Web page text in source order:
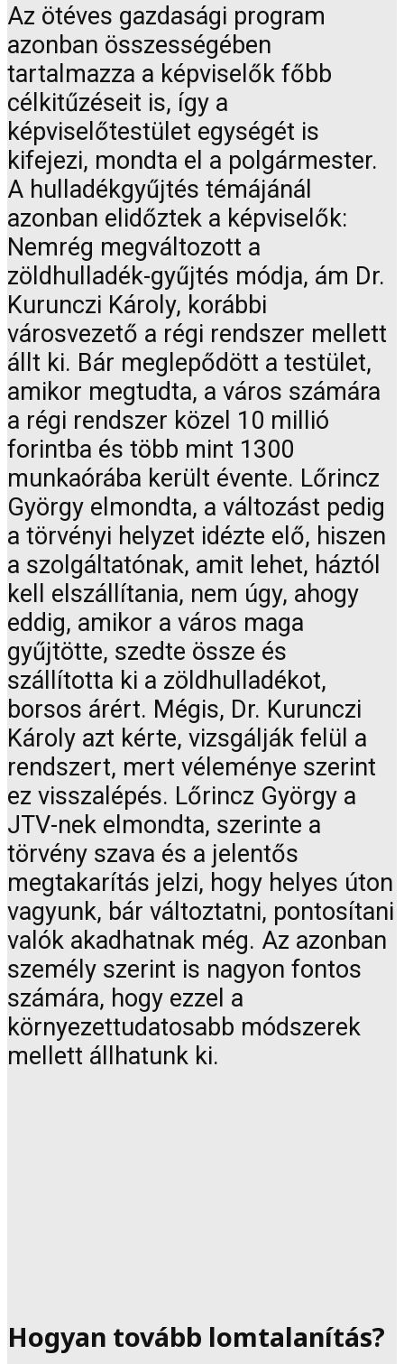
Az ötéves gazdasági program
azonban összességében
tartalmazza a képviselők főbb
célkitűzéseit is, így a
képviselőtestület egységét is
kifejezi, mondta el a polgármester.
A hulladékgyűjtés témájánál
azonban elidőztek a képviselők:
Nemrég megváltozott a
zöldhulladék-gyűjtés módja, ám Dr.
Kurunczi Károly, korábbi
városvezető a régi rendszer mellett
állt ki. Bár meglepődött a testület,
amikor megtudta, a város számára
a régi rendszer közel 10 millió
forintba és több mint 1300
munkaórába került évente. Lőrincz
György elmondta, a változást pedig
a törvényi helyzet idézte elő, hiszen
a szolgáltatónak, amit lehet, háztól
kell elszállítania, nem úgy, ahogy
eddig, amikor a város maga
gyűjtötte, szedte össze és
szállította ki a zöldhulladékot,
borsos árért. Mégis, Dr. Kurunczi
Károly azt kérte, vizsgálják felül a
rendszert, mert véleménye szerint
ez visszalépés. Lőrincz György a
JTV-nek elmondta, szerinte a
törvény szava és a jelentős
megtakarítás jelzi, hogy helyes úton
vagyunk, bár változtatni, pontosítani
valók akadhatnak még. Az azonban
személy szerint is nagyon fontos
számára, hogy ezzel a
környezettudatosabb módszerek
mellett állhatunk ki.
Hogyan tovább lomtalanítás?